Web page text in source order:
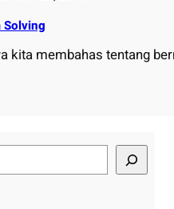
Solving
kita membahas tentang